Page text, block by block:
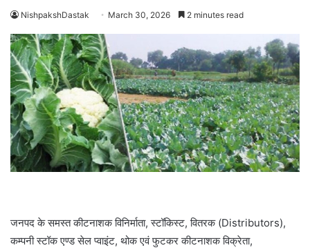
NishpakshDastak March 30, 2026 2 minutes read
जनपद के समस्त कीटनाशक विनिर्माता, स्टॉकिस्ट, वितरक (Distributors),
कम्पनी स्टॉक एण्ड सेल प्वाइंट, थोक एवं फुटकर कीटनाशक विक्रेता,